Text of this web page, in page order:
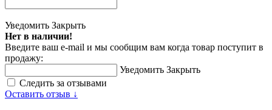
Уведомить Закрыть
Нет в наличии!
Введите ваш e-mail и мы сообщим вам когда товар поступит в
продажу:
Уведомить Закрыть
Следить за отзывами
Оставить отзыв ↓